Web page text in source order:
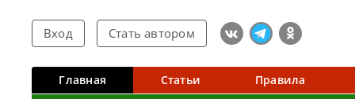
Вход Стать автором
Главная Статьи
Правила